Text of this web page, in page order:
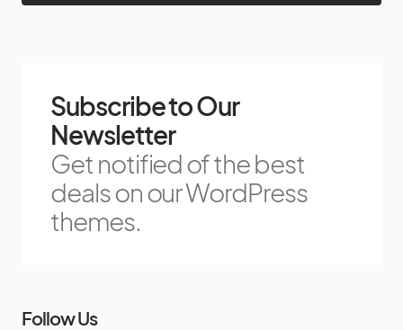
Subscribe to Our
Newsletter
Get notified of the best
deals on our WordPress
themes.
Follow Us